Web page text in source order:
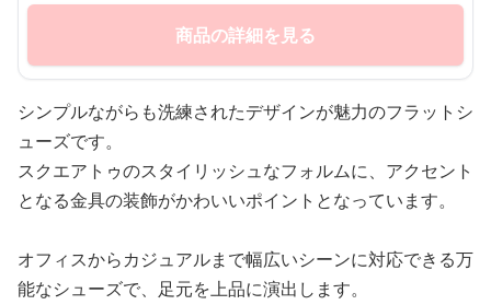
商品の詳細を見る
シンプルながらも洗練されたデザインが魅力のフラットシ
ューズです。
スクエアトゥのスタイリッシュなフォルムに、アクセント
となる金具の装飾がかわいいポイントとなっています。
オフィスからカジュアルまで幅広いシーンに対応できる万
能なシューズで、足元を上品に演出します。